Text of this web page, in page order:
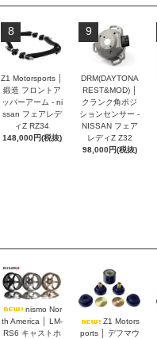
8
Z1 Motorsports │
鍛造 フロントア
ッパーアーム - ni
ssan フェアレデ
ィZ RZ34
148,000円(税抜)
9
DRM(DAYTONA
REST&MOD) │
クランク角ポジ
ションセンサー -
NISSAN フェア
レディZ Z32
98,000円(税抜)
nismo Nor
th America │ LM-
RS6 キャストホ
Z1 Motors
ports │ デフマウ